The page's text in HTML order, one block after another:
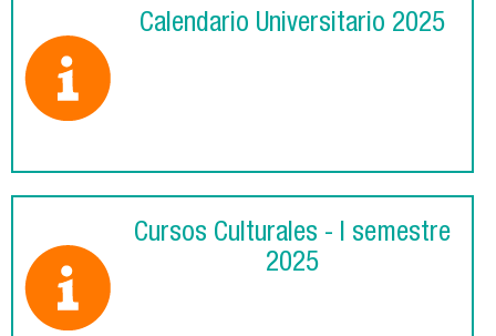
Calendario Universitario 2025
Cursos Culturales - I semestre
2025